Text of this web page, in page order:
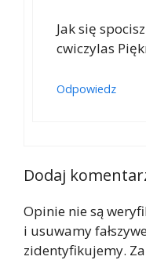
Jak się
cwiczylas
Odpowiedz
Dodaj
Opinie nie są
i usuwamy
zidentyfikujemy.